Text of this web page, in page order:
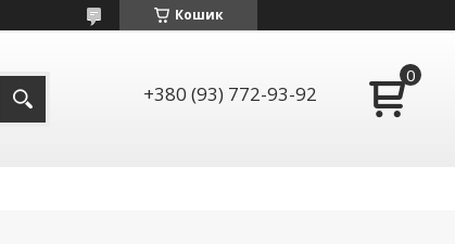
Кошик
+380 (93) 772-93-92